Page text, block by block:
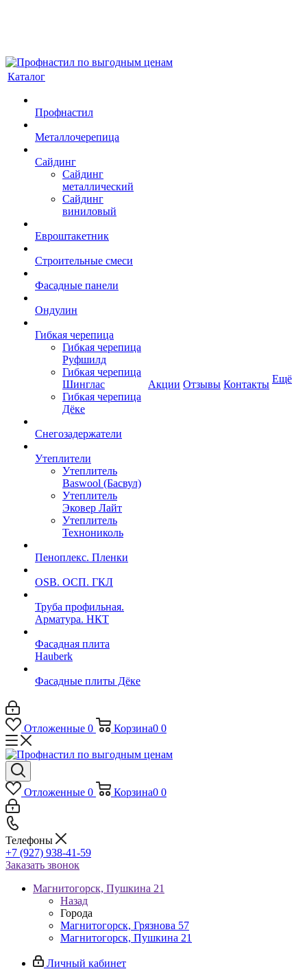
Каталог
Профнастил
Металлочерепица
Сайдинг
Сайдинг
металлический
Сайдинг
виниловый
Евроштакетник
Строительные смеси
Фасадные панели
Ондулин
Гибкая черепица
Гибкая черепица
Руфшилд
Гибкая черепица
Шинглас
Гибкая черепица
Дёке
Снегозадержатели
Утеплители
Утеплитель
Baswool (Басвул)
Утеплитель
Эковер Лайт
Утеплитель
Технониколь
Пеноплекс. Пленки
OSB. ОСП. ГКЛ
Труба профильная.
Арматура. НКТ
Фасадная плита
Hauberk
Фасадные плиты Дёке
Акции Отзывы Контакты Ещё
Отложенные 0 Корзина0 0
Отложенные 0 Корзина0 0
Телефоны
+7 (927) 938-41-59
Заказать звонок
Магнитогорск, Пушкина 21
Назад
Города
Магнитогорск, Грязнова 57
Магнитогорск, Пушкина 21
Личный кабинет